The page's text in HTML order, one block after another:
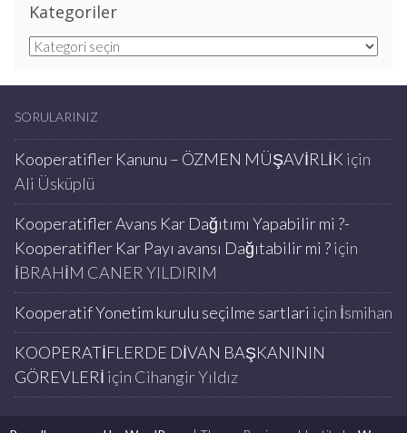
Kategoriler
Kategoriler
SORULARINIZ
Kooperatifler Kanunu – ÖZMEN MÜŞAVİRLİK için
Ali Üsküplü
Kooperatifler Avans Kar Dağıtımı Yapabilir mi ?-
Kooperatifler Kar Payı avansı Dağıtabilir mi ?için
İBRAHİM CANER YILDIRIM
Kooperatif Yonetim kurulu seçilme sartlari için İsmihan
KOOPERATİFLERDE DİVAN BAŞKANININ
GÖREVLERİ için Cihangir Yıldız